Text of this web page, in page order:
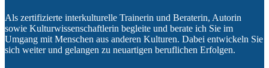
Als zertifizierte interkulturelle Trainerin und Beraterin, Autorin
sowie Kulturwissenschaftlerin begleite und berate ich Sie im
Umgang mit Menschen aus anderen Kulturen. Dabei entwickeln Sie
sich weiter und gelangen zu neuartigen beruflichen Erfolgen.